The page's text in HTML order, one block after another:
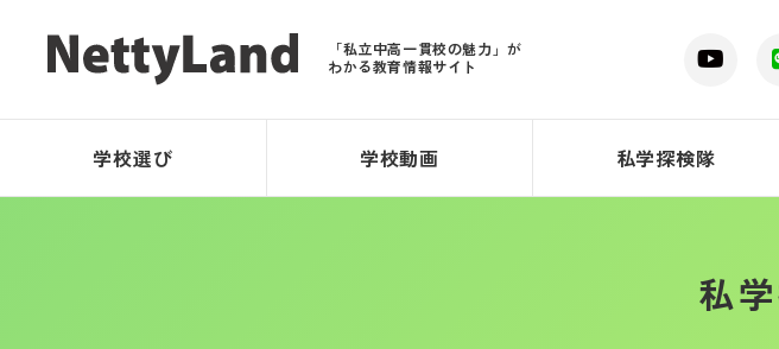
「私立中高一貫校の魅力」が
わかる教育情報サイト
学校選び 学校動画 私学探検隊
私